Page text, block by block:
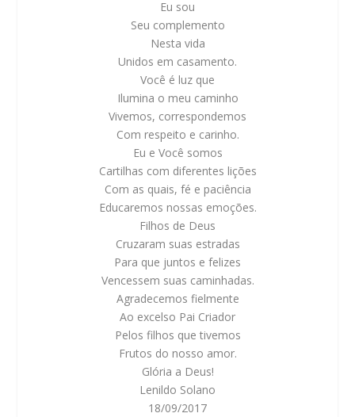
Eu sou
Seu complemento
Nesta vida
Unidos em casamento.
Você é luz que
Ilumina o meu caminho
Vivemos, correspondemos
Com respeito e carinho.
Eu e Você somos
Cartilhas com diferentes lições
Com as quais, fé e paciência
Educaremos nossas emoções.
Filhos de Deus
Cruzaram suas estradas
Para que juntos e felizes
Vencessem suas caminhadas.
Agradecemos fielmente
Ao excelso Pai Criador
Pelos filhos que tivemos
Frutos do nosso amor.
Glória a Deus!
Lenildo Solano
18/09/2017